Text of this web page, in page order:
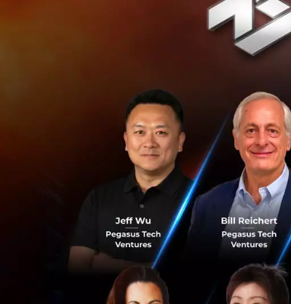
การถือครองข้
จ่าย อีกทั้งสาม
ผู้ที่มีสิทธิในก
ดูเป็นเรื่องเกิ
แม้ว่ายังไม่ใ
ข้อมูล KYC
ข้อมูลและเปิ
อย่างมีประสิท
ข้อมูลสุขภาพ
ประสิทธิภาพสู